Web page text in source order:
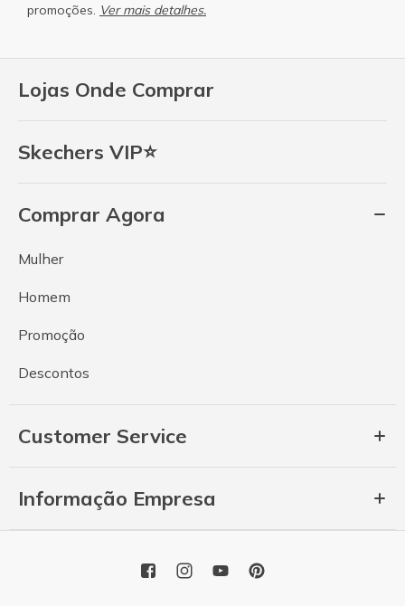
Lojas Onde Comprar
Skechers VIP⭐
Comprar Agora
Mulher
Homem
Promoção
Descontos
Customer Service
Informação Empresa
promoções. Ver mais detalhes.